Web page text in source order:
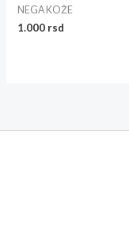
NEGA KOŽE
1.000 rsd